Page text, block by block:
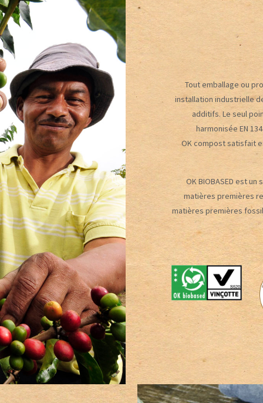
Tout emballage ou
installation industrielle
additifs. Le seul
harmonisée EN
OK compost satisfait
OK BIOBASED est
matières premières
matières premières